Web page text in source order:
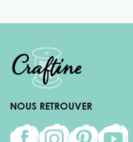
NOUS RETROUVER